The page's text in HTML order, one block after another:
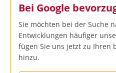
Bei Google
Sie möchten bei der Suche
Entwicklungen häufiger
fügen Sie uns jetzt zu Ihren
hinzu.